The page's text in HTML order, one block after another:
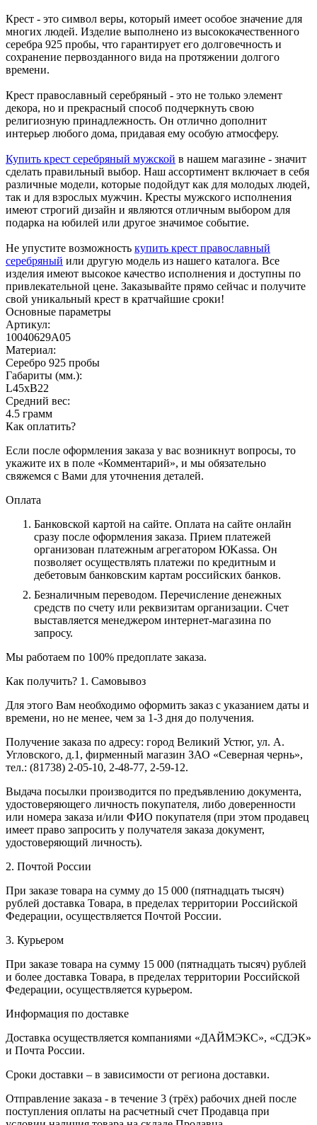
Крест - это символ веры, который имеет особое значение для
многих людей. Изделие выполнено из высококачественного
серебра 925 пробы, что гарантирует его долговечность и
сохранение первозданного вида на протяжении долгого
времени.
Крест православный серебряный - это не только элемент
декора, но и прекрасный способ подчеркнуть свою
религиозную принадлежность. Он отлично дополнит
интерьер любого дома, придавая ему особую атмосферу.
Купить крест серебряный мужской в нашем магазине - значит
сделать правильный выбор. Наш ассортимент включает в себя
различные модели, которые подойдут как для молодых людей,
так и для взрослых мужчин. Кресты мужского исполнения
имеют строгий дизайн и являются отличным выбором для
подарка на юбилей или другое значимое событие.
Не упустите возможность купить крест православный
серебряный или другую модель из нашего каталога. Все
изделия имеют высокое качество исполнения и доступны по
привлекательной цене. Заказывайте прямо сейчас и получите
свой уникальный крест в кратчайшие сроки!
Основные параметры
Артикул:
10040629А05
Материал:
Серебро 925 пробы
Габариты (мм.):
L45хB22
Средний вес:
4.5 грамм
Как оплатить?
Если после оформления заказа у вас возникнут вопросы, то
укажите их в поле «Комментарий», и мы обязательно
свяжемся с Вами для уточнения деталей.
Оплата
Банковской картой на сайте. Оплата на сайте онлайн
сразу после оформления заказа. Прием платежей
организован платежным агрегатором ЮKassa. Он
позволяет осуществлять платежи по кредитным и
дебетовым банковским картам российских банков.
Безналичным переводом. Перечисление денежных
средств по счету или реквизитам организации. Счет
выставляется менеджером интернет-магазина по
запросу.
Мы работаем по 100% предоплате заказа.
Как получить? 1. Самовывоз
Для этого Вам необходимо оформить заказ с указанием даты и
времени, но не менее, чем за 1-3 дня до получения.
Получение заказа по адресу: город Великий Устюг, ул. А.
Угловского, д.1, фирменный магазин ЗАО «Северная чернь»,
тел.: (81738) 2-05-10, 2-48-77, 2-59-12.
Выдача посылки производится по предъявлению документа,
удостоверяющего личность покупателя, либо доверенности
или номера заказа и/или ФИО покупателя (при этом продавец
имеет право запросить у получателя заказа документ,
удостоверяющий личность).
2. Почтой России
При заказе товара на сумму до 15 000 (пятнадцать тысяч)
рублей доставка Товара, в пределах территории Российской
Федерации, осуществляется Почтой России.
3. Курьером
При заказе товара на сумму 15 000 (пятнадцать тысяч) рублей
и более доставка Товара, в пределах территории Российской
Федерации, осуществляется курьером.
Информация по доставке
Доставка осуществляется компаниями «ДАЙМЭКС», «СДЭК»
и Почта России.
Сроки доставки – в зависимости от региона доставки.
Отправление заказа - в течение 3 (трёх) рабочих дней после
поступления оплаты на расчетный счет Продавца при